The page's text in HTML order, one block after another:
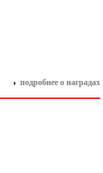
подробнее о наградах